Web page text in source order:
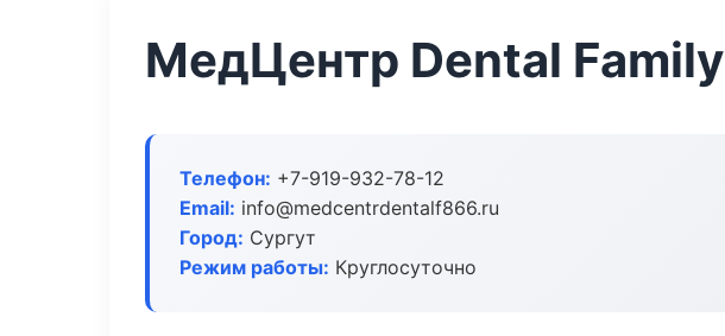
МедЦентр Dental Family
Телефон: +7-919-932-78-12
Email: info@medcentrdentalf866.ru
Город: Сургут
Режим работы: Круглосуточно